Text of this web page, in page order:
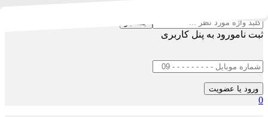
جستجو
ثبت نامورود به پنل کاربری
0